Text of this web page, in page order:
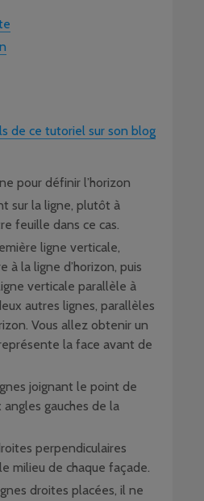
de ce tutoriel sur son blog
pour définir l’horizon
sur la ligne, plutôt à
feuille dans ce cas.
ligne verticale,
à la ligne d’horizon, puis
verticale parallèle à
autres lignes, parallèles
Vous allez obtenir un
la face avant de
joignant le point de
gauches de la
perpendiculaires
milieu de chaque façade.
droites placées, il ne